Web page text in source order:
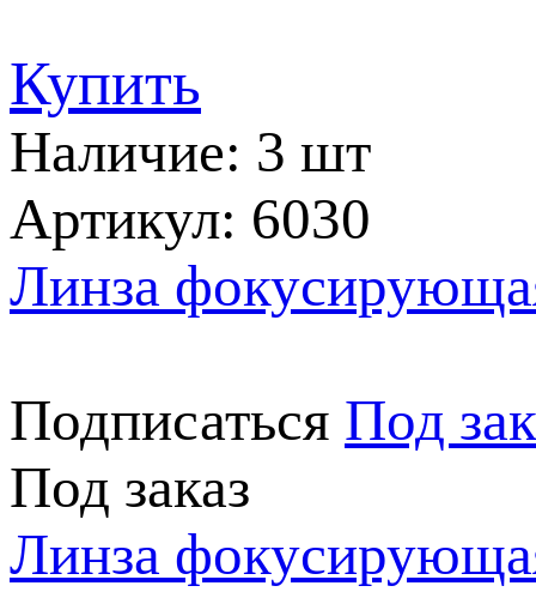
Купить
Наличие: 3 шт
Артикул: 6030
Линза
Подписаться Под
Под заказ
Линза